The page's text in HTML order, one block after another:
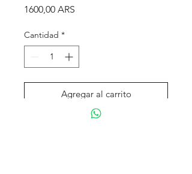
1600,00 ARS
Cantidad *
Agregar al carrito